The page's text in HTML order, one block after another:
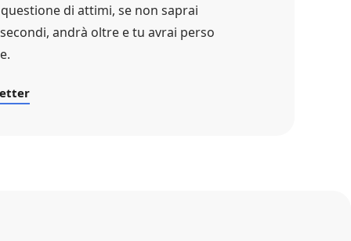
di attimi, se non saprai
andrà oltre e tu avrai perso